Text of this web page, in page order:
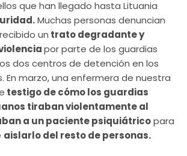
que han llegado hasta Lituania
Muchas personas denuncian
un trato degradante y
por parte de los guardias
dos centros de detención en los
En marzo, una enfermera de nuestra
testigo de cómo los guardias
tiraban violentamente al
a un paciente psiquiátricopara
aislarlo del resto de personas.